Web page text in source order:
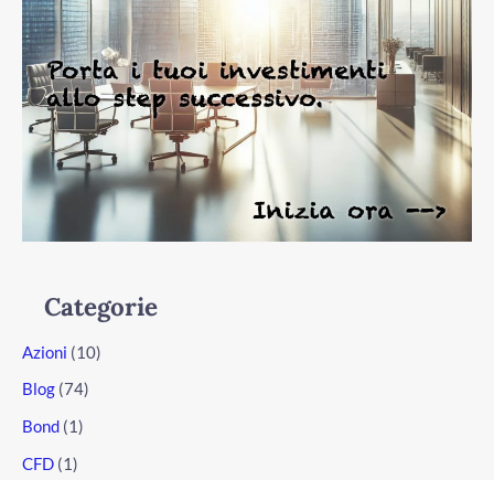
Categorie
Azioni (10)
Blog (74)
Bond (1)
CFD (1)